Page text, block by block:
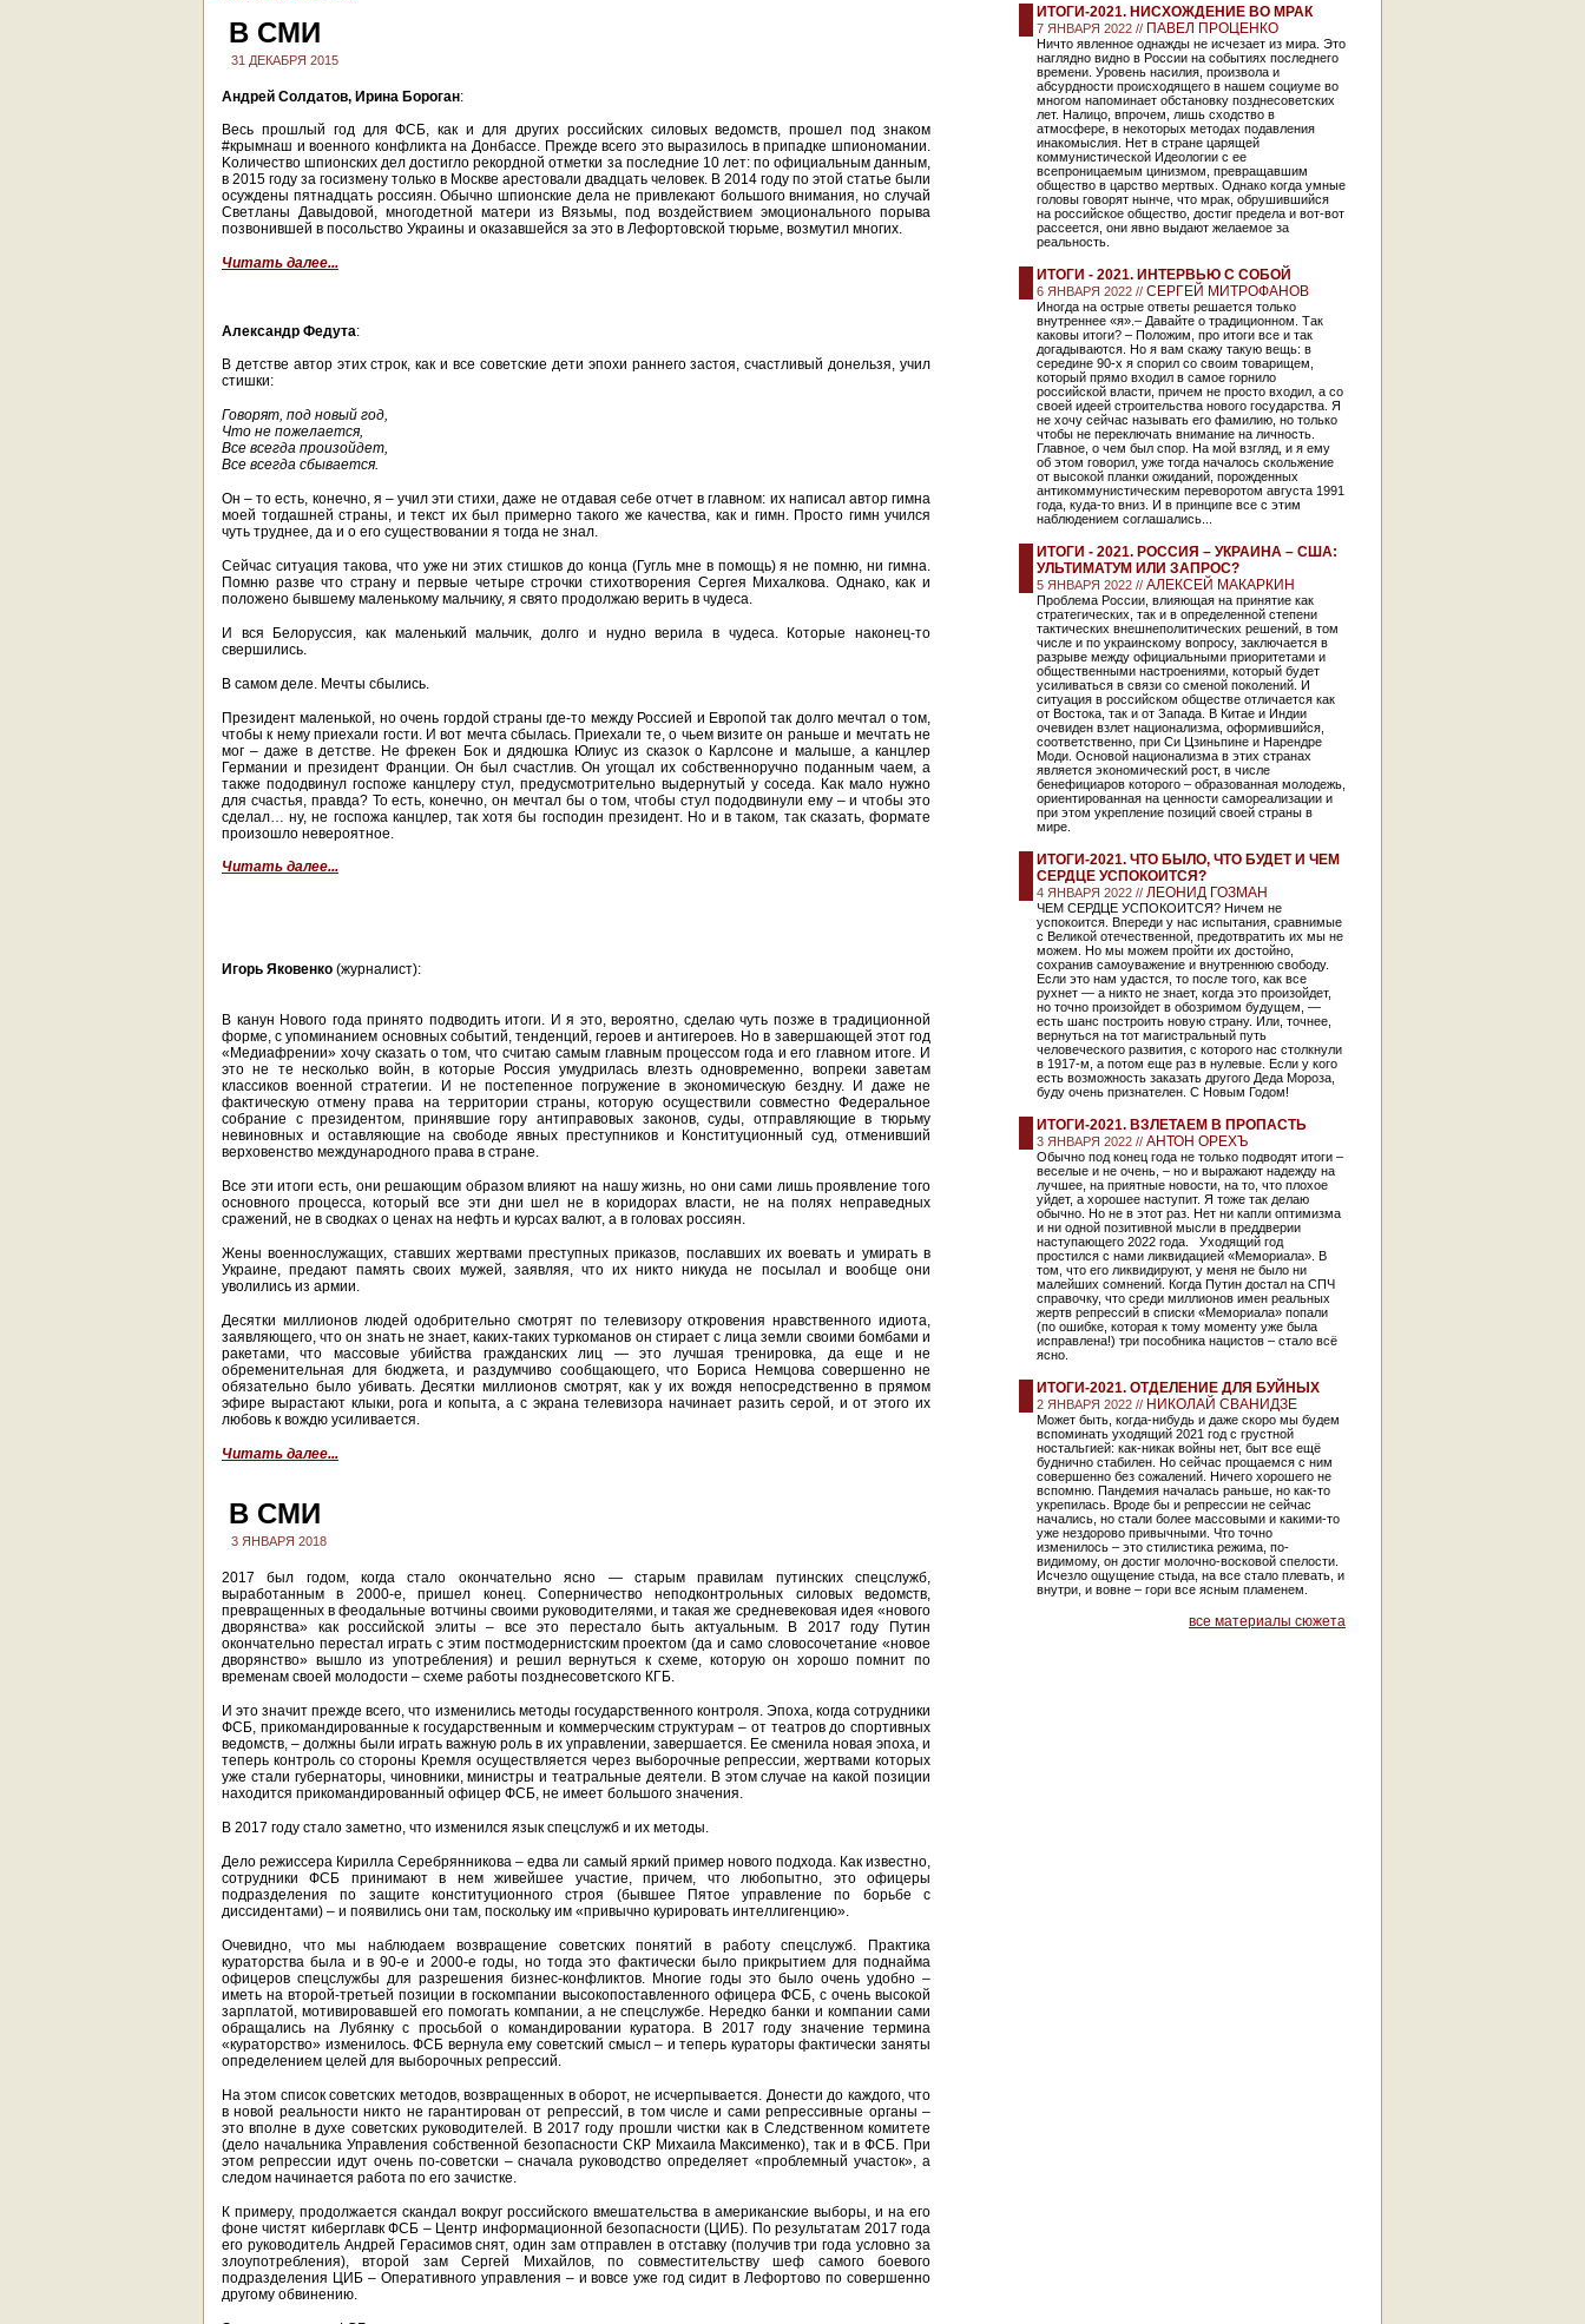
В СМИ
31 ДЕКАБРЯ 2015
Андрей Солдатов, Ирина Бороган:
Весь прошлый год для ФСБ, как и для других российских силовых ведомств, прошел под знаком
#крымнаш и военного конфликта на Донбассе. Прежде всего это выразилось в припадке шпиономании.
Kоличество шпионских дел достигло рекордной отметки за последние 10 лет: по официальным данным,
в 2015 году за госизмену только в Москве арестовали двадцать человек. В 2014 году по этой статье были
осуждены пятнадцать россиян. Обычно шпионские дела не привлекают большого внимания, но случай
Светланы Давыдовой, многодетной матери из Вязьмы, под воздействием эмоционального порыва
позвонившей в посольство Украины и оказавшейся за это в Лефортовской тюрьме, возмутил многих.
Читать далее...
Александр Федута:
В детстве автор этих строк, как и все советские дети эпохи раннего застоя, счастливый донельзя, учил
стишки:
Говорят, под новый год,
Что не пожелается,
Все всегда произойдет,
Все всегда сбывается.
Он – то есть, конечно, я – учил эти стихи, даже не отдавая себе отчет в главном: их написал автор гимна
моей тогдашней страны, и текст их был примерно такого же качества, как и гимн. Просто гимн учился
чуть труднее, да и о его существовании я тогда не знал.
Сейчас ситуация такова, что уже ни этих стишков до конца (Гугль мне в помощь) я не помню, ни гимна.
Помню разве что страну и первые четыре строчки стихотворения Сергея Михалкова. Однако, как и
положено бывшему маленькому мальчику, я свято продолжаю верить в чудеса.
И вся Белоруссия, как маленький мальчик, долго и нудно верила в чудеса. Которые наконец-то
свершились.
В самом деле. Мечты сбылись.
Президент маленькой, но очень гордой страны где-то между Россией и Европой так долго мечтал о том,
чтобы к нему приехали гости. И вот мечта сбылась. Приехали те, о чьем визите он раньше и мечтать не
мог – даже в детстве. Не фрекен Бок и дядюшка Юлиус из сказок о Карлсоне и малыше, а канцлер
Германии и президент Франции. Он был счастлив. Он угощал их собственноручно поданным чаем, а
также пододвинул госпоже канцлеру стул, предусмотрительно выдернутый у соседа. Как мало нужно
для счастья, правда? То есть, конечно, он мечтал бы о том, чтобы стул пододвинули ему – и чтобы это
сделал… ну, не госпожа канцлер, так хотя бы господин президент. Но и в таком, так сказать, формате
произошло невероятное.
Читать далее...
Игорь Яковенко (журналист):
В канун Нового года принято подводить итоги. И я это, вероятно, сделаю чуть позже в традиционной
форме, с упоминанием основных событий, тенденций, героев и антигероев. Но в завершающей этот год
«Медиафрении» хочу сказать о том, что считаю самым главным процессом года и его главном итоге. И
это не те несколько войн, в которые Россия умудрилась влезть одновременно, вопреки заветам
классиков военной стратегии. И не постепенное погружение в экономическую бездну. И даже не
фактическую отмену права на территории страны, которую осуществили совместно Федеральное
собрание с президентом, принявшие гору антиправовых законов, суды, отправляющие в тюрьму
невиновных и оставляющие на свободе явных преступников и Конституционный суд, отменивший
верховенство международного права в стране.
Все эти итоги есть, они решающим образом влияют на нашу жизнь, но они сами лишь проявление того
основного процесса, который все эти дни шел не в коридорах власти, не на полях неправедных
сражений, не в сводках о ценах на нефть и курсах валют, а в головах россиян.
Жены военнослужащих, ставших жертвами преступных приказов, пославших их воевать и умирать в
Украине, предают память своих мужей, заявляя, что их никто никуда не посылал и вообще они
уволились из армии.
Десятки миллионов людей одобрительно смотрят по телевизору откровения нравственного идиота,
заявляющего, что он знать не знает, каких-таких туркоманов он стирает с лица земли своими бомбами и
ракетами, что массовые убийства гражданских лиц — это лучшая тренировка, да еще и не
обременительная для бюджета, и раздумчиво сообщающего, что Бориса Немцова совершенно не
обязательно было убивать. Десятки миллионов смотрят, как у их вождя непосредственно в прямом
эфире вырастают клыки, рога и копыта, а с экрана телевизора начинает разить серой, и от этого их
любовь к вождю усиливается.
Читать далее...
В СМИ
3 ЯНВАРЯ 2018
2017 был годом, когда стало окончательно ясно — старым правилам путинских спецслужб,
выработанным в 2000-е, пришел конец. Соперничество неподконтрольных силовых ведомств,
превращенных в феодальные вотчины своими руководителями, и такая же средневековая идея «нового
дворянства» как российской элиты – все это перестало быть актуальным. В 2017 году Путин
окончательно перестал играть с этим постмодернистским проектом (да и само словосочетание «новое
дворянство» вышло из употребления) и решил вернуться к схеме, которую он хорошо помнит по
временам своей молодости – схеме работы позднесоветского КГБ.
И это значит прежде всего, что изменились методы государственного контроля. Эпоха, когда сотрудники
ФСБ, прикомандированные к государственным и коммерческим структурам – от театров до спортивных
ведомств, – должны были играть важную роль в их управлении, завершается. Ее сменила новая эпоха, и
теперь контроль со стороны Кремля осуществляется через выборочные репрессии, жертвами которых
уже стали губернаторы, чиновники, министры и театральные деятели. В этом случае на какой позиции
находится прикомандированный офицер ФСБ, не имеет большого значения.
В 2017 году стало заметно, что изменился язык спецслужб и их методы.
Дело режиссера Кирилла Серебрянникова – едва ли самый яркий пример нового подхода. Как известно,
сотрудники ФСБ принимают в нем живейшее участие, причем, что любопытно, это офицеры
подразделения по защите конституционного строя (бывшее Пятое управление по борьбе с
диссидентами) – и появились они там, поскольку им «привычно курировать интеллигенцию».
Очевидно, что мы наблюдаем возвращение советских понятий в работу спецслужб. Практика
кураторства была и в 90-е и 2000-е годы, но тогда это фактически было прикрытием для поднайма
офицеров спецслужбы для разрешения бизнес-конфликтов. Многие годы это было очень удобно –
иметь на второй-третьей позиции в госкомпании высокопоставленного офицера ФСБ, с очень высокой
зарплатой, мотивировавшей его помогать компании, а не спецслужбе. Нередко банки и компании сами
обращались на Лубянку с просьбой о командировании куратора. В 2017 году значение термина
«кураторство» изменилось. ФСБ вернула ему советский смысл – и теперь кураторы фактически заняты
определением целей для выборочных репрессий.
На этом список советских методов, возвращенных в оборот, не исчерпывается. Донести до каждого, что
в новой реальности никто не гарантирован от репрессий, в том числе и сами репрессивные органы –
это вполне в духе советских руководителей. В 2017 году прошли чистки как в Следственном комитете
(дело начальника Управления собственной безопасности СКР Михаила Максименко), так и в ФСБ. При
этом репрессии идут очень по-советски – сначала руководство определяет «проблемный участок», а
следом начинается работа по его зачистке.
К примеру, продолжается скандал вокруг российского вмешательства в американские выборы, и на его
фоне чистят киберглавк ФСБ – Центр информационной безопасности (ЦИБ). По результатам 2017 года
его руководитель Андрей Герасимов снят, один зам отправлен в отставку (получив три года условно за
злоупотребления), второй зам Сергей Михайлов, по совместительству шеф самого боевого
подразделения ЦИБ – Оперативного управления – и вовсе уже год сидит в Лефортово по совершенно
другому обвинению.
ИТОГИ-2021. НИСХОЖДЕНИЕ ВО МРАК
7 ЯНВАРЯ 2022 // ПАВЕЛ ПРОЦЕНКО
Ничто явленное однажды не исчезает из мира. Это
наглядно видно в России на событиях последнего
времени. Уровень насилия, произвола и
абсурдности происходящего в нашем социуме во
многом напоминает обстановку позднесоветских
лет. Налицо, впрочем, лишь сходство в
атмосфере, в некоторых методах подавления
инакомыслия. Нет в стране царящей
коммунистической Идеологии с ее
всепроницаемым цинизмом, превращавшим
общество в царство мертвых. Однако когда умные
головы говорят нынче, что мрак, обрушившийся
на российское общество, достиг предела и вот-вот
рассеется, они явно выдают желаемое за
реальность.
ИТОГИ - 2021. ИНТЕРВЬЮ С СОБОЙ
6 ЯНВАРЯ 2022 // СЕРГЕЙ МИТРОФАНОВ
Иногда на острые ответы решается только
внутреннее «я».– Давайте о традиционном. Так
каковы итоги? – Положим, про итоги все и так
догадываются. Но я вам скажу такую вещь: в
середине 90-х я спорил со своим товарищем,
который прямо входил в самое горнило
российской власти, причем не просто входил, а со
своей идеей строительства нового государства. Я
не хочу сейчас называть его фамилию, но только
чтобы не переключать внимание на личность.
Главное, о чем был спор. На мой взгляд, и я ему
об этом говорил, уже тогда началось скольжение
от высокой планки ожиданий, порожденных
антикоммунистическим переворотом августа 1991
года, куда-то вниз. И в принципе все с этим
наблюдением соглашались...
ИТОГИ - 2021. РОССИЯ – УКРАИНА – США:
УЛЬТИМАТУМ ИЛИ ЗАПРОС?
5 ЯНВАРЯ 2022 // АЛЕКСЕЙ МАКАРКИН
Проблема России, влияющая на принятие как
стратегических, так и в определенной степени
тактических внешнеполитических решений, в том
числе и по украинскому вопросу, заключается в
разрыве между официальными приоритетами и
общественными настроениями, который будет
усиливаться в связи со сменой поколений. И
ситуация в российском обществе отличается как
от Востока, так и от Запада. В Китае и Индии
очевиден взлет национализма, оформившийся,
соответственно, при Си Цзиньпине и Нарендре
Моди. Основой национализма в этих странах
является экономический рост, в числе
бенефициаров которого – образованная молодежь,
ориентированная на ценности самореализации и
при этом укрепление позиций своей страны в
мире.
ИТОГИ-2021. ЧТО БЫЛО, ЧТО БУДЕТ И ЧЕМ
СЕРДЦЕ УСПОКОИТСЯ?
4 ЯНВАРЯ 2022 // ЛЕОНИД ГОЗМАН
ЧЕМ СЕРДЦЕ УСПОКОИТСЯ? Ничем не
успокоится. Впереди у нас испытания, сравнимые
с Великой отечественной, предотвратить их мы не
можем. Но мы можем пройти их достойно,
сохранив самоуважение и внутреннюю свободу.
Если это нам удастся, то после того, как все
рухнет — а никто не знает, когда это произойдет,
но точно произойдет в обозримом будущем, —
есть шанс построить новую страну. Или, точнее,
вернуться на тот магистральный путь
человеческого развития, с которого нас столкнули
в 1917-м, а потом еще раз в нулевые. Если у кого
есть возможность заказать другого Деда Мороза,
буду очень признателен. С Новым Годом!
ИТОГИ-2021. ВЗЛЕТАЕМ В ПРОПАСТЬ
3 ЯНВАРЯ 2022 // АНТОН ОРЕХЪ
Обычно под конец года не только подводят итоги –
веселые и не очень, – но и выражают надежду на
лучшее, на приятные новости, на то, что плохое
уйдет, а хорошее наступит. Я тоже так делаю
обычно. Но не в этот раз. Нет ни капли оптимизма
и ни одной позитивной мысли в преддверии
наступающего 2022 года. Уходящий год
простился с нами ликвидацией «Мемориала». В
том, что его ликвидируют, у меня не было ни
малейших сомнений. Когда Путин достал на СПЧ
справочку, что среди миллионов имен реальных
жертв репрессий в списки «Мемориала» попали
(по ошибке, которая к тому моменту уже была
исправлена!) три пособника нацистов – стало всё
ясно.
ИТОГИ-2021. ОТДЕЛЕНИЕ ДЛЯ БУЙНЫХ
2 ЯНВАРЯ 2022 // НИКОЛАЙ СВАНИДЗЕ
Может быть, когда-нибудь и даже скоро мы будем
вспоминать уходящий 2021 год с грустной
ностальгией: как-никак войны нет, быт все ещё
буднично стабилен. Но сейчас прощаемся с ним
совершенно без сожалений. Ничего хорошего не
вспомню. Пандемия началась раньше, но как-то
укрепилась. Вроде бы и репрессии не сейчас
начались, но стали более массовыми и какими-то
уже нездорово привычными. Что точно
изменилось – это стилистика режима, по-
видимому, он достиг молочно-восковой спелости.
Исчезло ощущение стыда, на все стало плевать, и
внутри, и вовне – гори все ясным пламенем.
все материалы сюжета